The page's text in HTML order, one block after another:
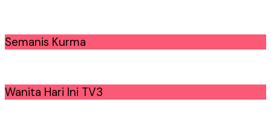
Semanis Kurma
Wanita Hari Ini TV3